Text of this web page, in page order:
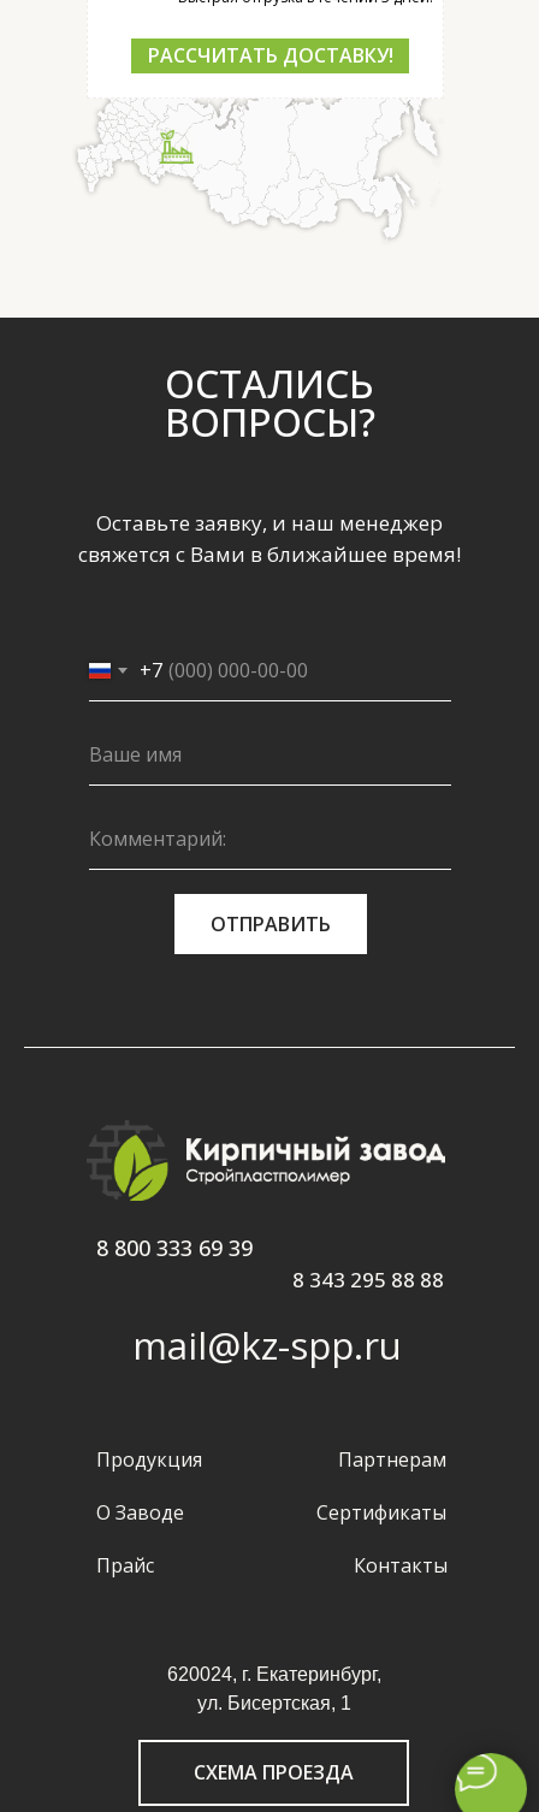
РАССЧИТАТЬ ДОСТАВКУ!
ОСТАЛИСЬ
ВОПРОСЫ?
+7
ОТПРАВИТЬ
Оставьте заявку, и наш менеджер
свяжется с Вами в ближайшее время!
620024, г. Екатеринбург,
ул. Бисертская, 1
8 800 333 69 39
8 343 295 88 88
mail@kz-spp.ru
СХЕМА ПРОЕЗДА
Продукция
О Заводе
Прайс
Партнерам
Сертификаты
Контакты